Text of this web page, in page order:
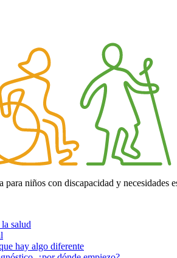
para niños con discapacidad y necesidades
salud
hay algo diferente